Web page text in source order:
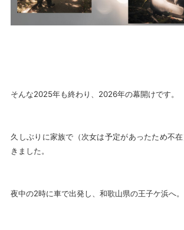
そんな2025年も終わり、2026年の幕開けです。
久しぶりに家族で（次女は予定があったため不
きました。
夜中の2時に車で出発し、和歌山県の王子ケ浜へ。